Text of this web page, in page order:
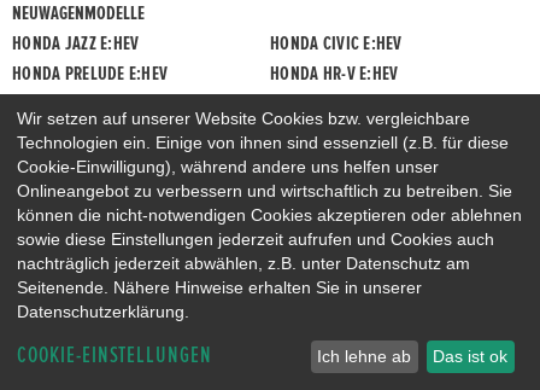
NEUWAGENMODELLE
HONDA JAZZ E:HEV
HONDA CIVIC E:HEV
HONDA PRELUDE E:HEV
HONDA HR-V E:HEV
Wir setzen auf unserer Website Cookies bzw. vergleichbare
Technologien ein. Einige von ihnen sind essenziell (z.B. für diese
Cookie-Einwilligung), während andere uns helfen unser
Onlineangebot zu verbessern und wirtschaftlich zu betreiben. Sie
können die nicht-notwendigen Cookies akzeptieren oder ablehnen
sowie diese Einstellungen jederzeit aufrufen und Cookies auch
nachträglich jederzeit abwählen, z.B. unter Datenschutz am
Seitenende. Nähere Hinweise erhalten Sie in unserer
Datenschutzerklärung.
COOKIE-EINSTELLUNGEN Ich lehne ab Das ist ok